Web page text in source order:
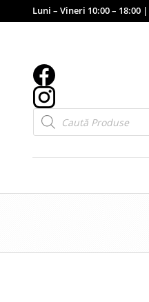
Luni – Vineri 10:00 – 18:00 |
Products
search